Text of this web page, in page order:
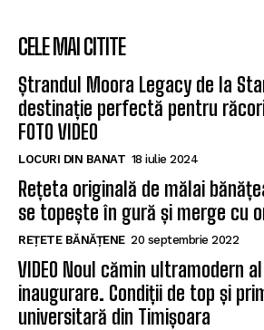
CELE MAI CITITE
Ștrandul Moora Legacy de la
destinație perfectă pentru
FOTO VIDEO
LOCURI DIN BANAT 18 iulie 2024
Rețeta originală de mălai
se topește în gură și merge cu
REȚETE BĂNĂȚENE 20 septembrie 2022
VIDEO Noul cămin ultramodern
inaugurare. Condiții de top și
universitară din Timișoara